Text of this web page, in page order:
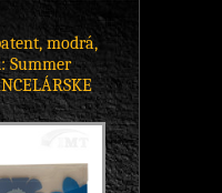
modrá,
Summer